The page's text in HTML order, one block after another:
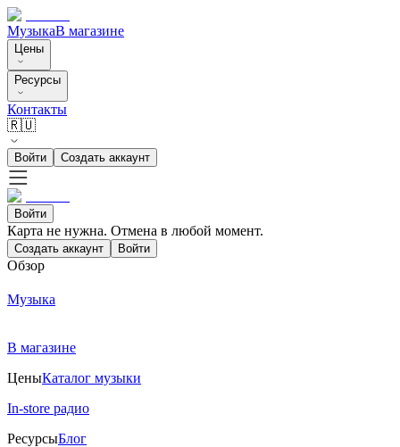
МузыкаВ магазине
Цены
Ресурсы
Контакты
🇷🇺
Войти Создать аккаунт
Войти
Карта не нужна. Отмена в любой момент.
Создать аккаунт Войти
Обзор
Музыка
В магазине
ЦеныКаталог музыки
In-store радио
РесурсыБлог